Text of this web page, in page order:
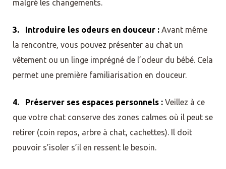
malgré les changements.
3. Introduire les odeurs en douceur : Avant même
la rencontre, vous pouvez présenter au chat un
vêtement ou un linge imprégné de l’odeur du bébé. Cela
permet une première familiarisation en douceur.
4. Préserver ses espaces personnels : Veillez à ce
que votre chat conserve des zones calmes où il peut se
retirer (coin repos, arbre à chat, cachettes). Il doit
pouvoir s’isoler s’il en ressent le besoin.